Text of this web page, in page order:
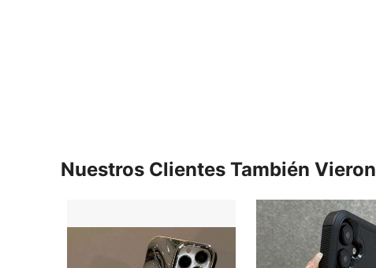
Nuestros Clientes También Vieron